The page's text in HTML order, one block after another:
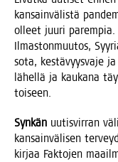
kan­sain­vä­lis­tä
olleet juu­ri parem­pia.
Ilmas­ton­muu­tos,
sota, kes­tä­vyys­va­je
lähel­lä ja kau­ka­na
toiseen.
Syn­kän uutis­vir­ran
kan­sain­vä­li­sen
kir­jaa Fak­to­jen